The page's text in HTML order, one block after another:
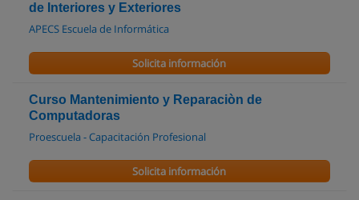
de Interiores y Exteriores
APECS Escuela de Informática
Solicita información
Curso Mantenimiento y Reparaciòn de
Computadoras
Proescuela - Capacitación Profesional
Solicita información